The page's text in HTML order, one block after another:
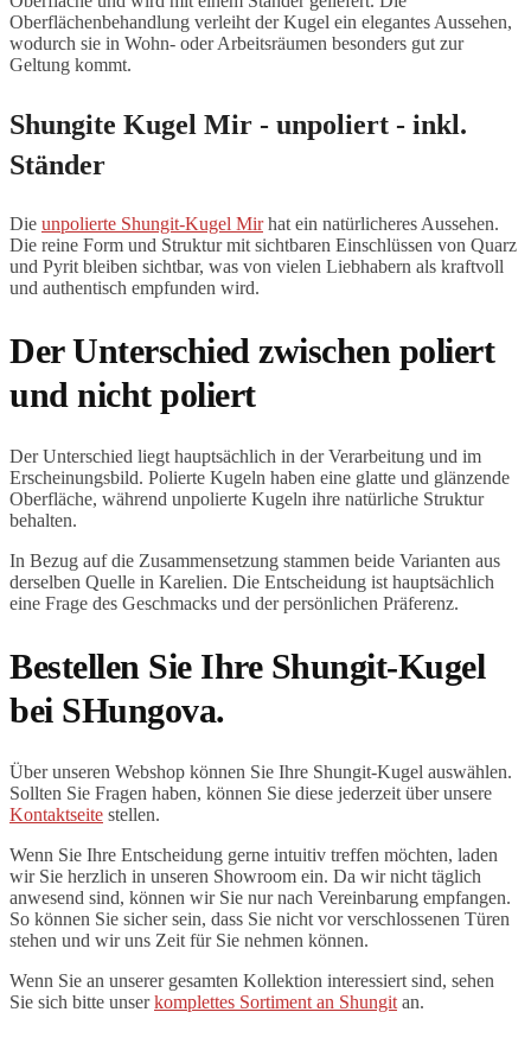
Oberflächenbehandlung verleiht der Kugel ein elegantes Aussehen,
wodurch sie in Wohn- oder Arbeitsräumen besonders gut zur
Geltung kommt.
Shungite Kugel Mir - unpoliert - inkl.
Ständer
Die unpolierte Shungit-Kugel Mirhat ein natürlicheres Aussehen.
Die reine Form und Struktur mit sichtbaren Einschlüssen von Quarz
und Pyrit bleiben sichtbar, was von vielen Liebhabern als kraftvoll
und authentisch empfunden wird.
Der Unterschied zwischen poliert
und nicht poliert
Der Unterschied liegt hauptsächlich in der Verarbeitung und im
Erscheinungsbild. Polierte Kugeln haben eine glatte und glänzende
Oberfläche, während unpolierte Kugeln ihre natürliche Struktur
behalten.
In Bezug auf die Zusammensetzung stammen beide Varianten aus
derselben Quelle in Karelien. Die Entscheidung ist hauptsächlich
eine Frage des Geschmacks und der persönlichen Präferenz.
Bestellen Sie Ihre Shungit-Kugel
bei SHungova.
Über unseren Webshop können Sie Ihre Shungit-Kugel auswählen.
Sollten Sie Fragen haben, können Sie diese jederzeit über unsere
Kontaktseite stellen.
Wenn Sie Ihre Entscheidung gerne intuitiv treffen möchten, laden
wir Sie herzlich in unseren Showroom ein. Da wir nicht täglich
anwesend sind, können wir Sie nur nach Vereinbarung empfangen.
So können Sie sicher sein, dass Sie nicht vor verschlossenen Türen
stehen und wir uns Zeit für Sie nehmen können.
Wenn Sie an unserer gesamten Kollektion interessiert sind, sehen
Sie sich bitte unserkomplettes Sortiment an Shungit an.